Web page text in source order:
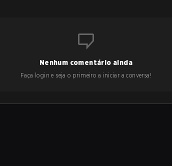
Nenhum comentário ainda
Faça login e seja o primeiro a iniciar a conversa!